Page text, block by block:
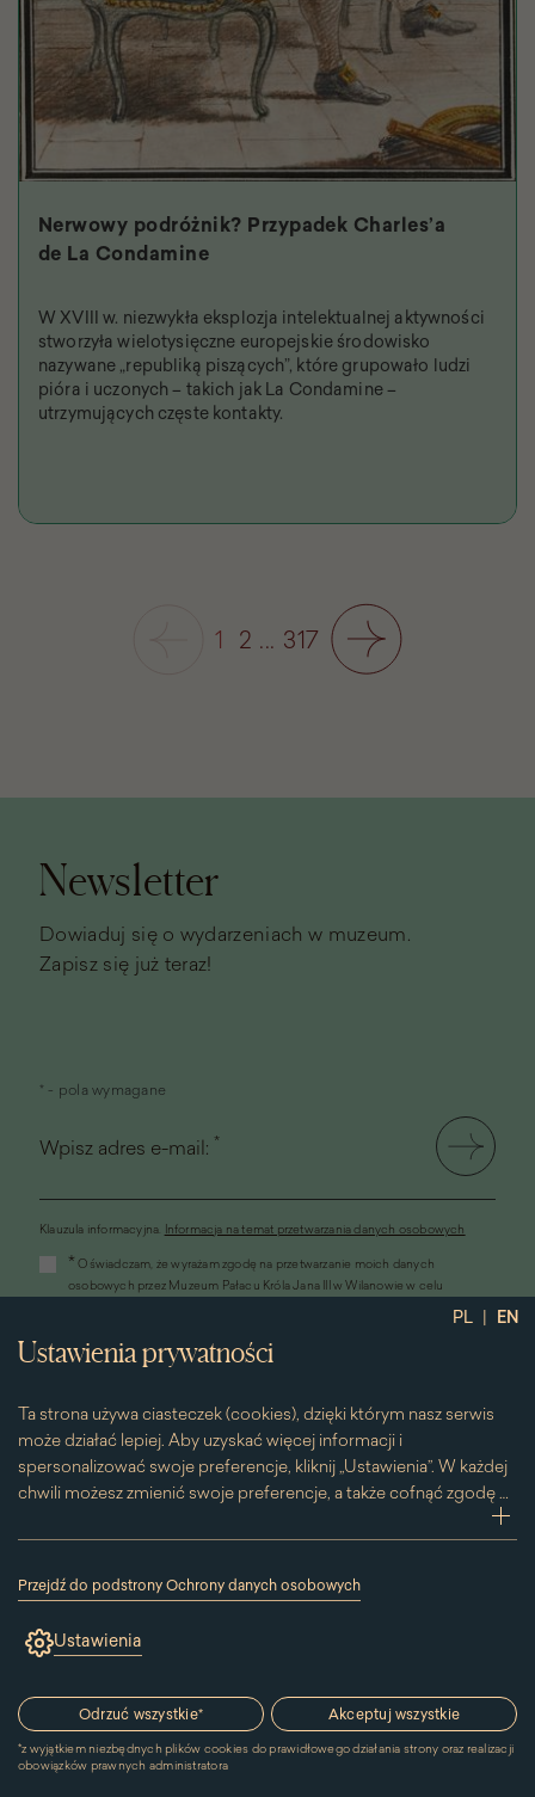
PL | EN
Ustawienia prywatności
Ta strona używa ciasteczek (cookies), dzięki którym nasz serwis
może działać lepiej. Aby uzyskać więcej informacji i
spersonalizować swoje preferencje, kliknij „Ustawienia”. W każdej
chwili możesz zmienić swoje preferencje, a także cofnąć zgodę na
używanie plików cookie. Możesz to zrobić, klikając na podstronę
„Cookies” znajdującą się w stopce.
Przesuwając suwak w prawą stronę aktywujesz zgodę na
konkretne ciasteczko. Przesuwając suwak w lewą stronę
wyłączasz taką zgodę.
Przejdź do podstrony Ochrony danych osobowych
(link
się
oknie)
Ustawienia
Odrzuć wszystkie*
*z wyjątkiem niezbędnych plików cookies do prawidłowego działania strony oraz realizacji
obowiązków prawnych administratora
Akceptuj wszystkie
Nerwowy podróżnik? Przypadek Charles’a
de La Condamine
W XVIII w. niezwykła eksplozja intelektualnej aktywności
stworzyła wielotysięczne europejskie środowisko
nazywane „republiką piszących”, które grupowało ludzi
pióra i uczonych – takich jak La Condamine –
utrzymujących częste kontakty.
1 2 ... 317
Stopka
Newsletter
Dowiaduj się o wydarzeniach w muzeum.
Zapisz się już teraz!
* - pola wymagane
Wpisz adres e-mail: *
Klauzula informacyjna. Informacja na temat przetwarzania danych osobowych
otworzy
się
oknie)
* Oświadczam, że wyrażam zgodę na przetwarzanie moich danych
osobowych przez Muzeum Pałacu Króla Jana III w Wilanowie w celu
Wilanowie informacji handlowych drogą elektroniczną, w tym z
Kontakt
MUZEUM PAŁACU